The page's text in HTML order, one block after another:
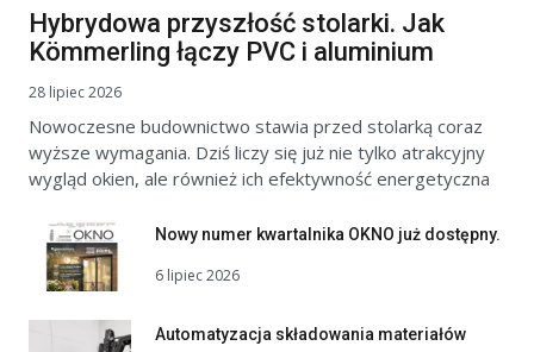
Hybrydowa przyszłość stolarki. Jak
Kömmerling łączy PVC i aluminium
28 lipiec 2026
Nowoczesne budownictwo stawia przed stolarką coraz
wyższe wymagania. Dziś liczy się już nie tylko atrakcyjny
wygląd okien, ale również ich efektywność energetyczna
Nowy numer kwartalnika OKNO już dostępny.
6 lipiec 2026
Automatyzacja składowania materiałów